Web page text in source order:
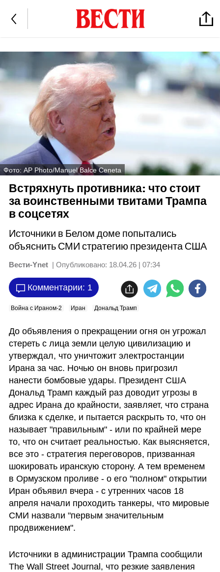
Фото: AP Photo/Manuel Balce Ceneta
Встряхнуть противника: что стоит
за воинственными твитами Трампа
в соцсетях
Источники в Белом доме попытались
объяснить СМИ стратегию президента США
Вести-Ynet | Опубликовано: 18.04.26 | 07:34
Комментарии: 1
Война с Ираном-2 Иран Дональд Трамп
До объявления о прекращении огня он угрожал
стереть с лица земли целую цивилизацию и
утверждал, что уничтожит электростанции
Ирана за час. Ночью он вновь пригрозил
нанести бомбовые удары. Президент США
Дональд Трамп каждый раз доводит угрозы в
адрес Ирана до крайности, заявляет, что страна
близка к сделке, и пытается раскрыть то, что он
называет "правильным" - или по крайней мере
то, что он считает реальностью. Как выясняется,
все это - стратегия переговоров, призванная
шокировать иранскую сторону. А тем временем
в Ормузском проливе - о его "полном" открытии
Иран объявил вчера - c утренних часов 18
апреля начали проходить танкеры, что мировые
СМИ назвали "первым значительным
продвижением".
Источники в администрации Трампа сообщили
The Wall Street Journal, что резкие заявления